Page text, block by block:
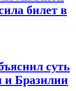
билет в
суть
и Бразилии